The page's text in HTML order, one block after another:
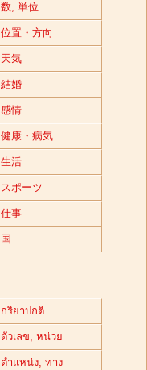
数, 単位
位置・方向
天気
結婚
感情
健康・病気
生活
スポーツ
仕事
国
กริยาปกติ
ตัวเลข, หน่วย
ตำแหน่ง, ทาง